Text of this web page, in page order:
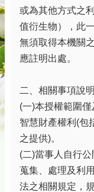
或為其他方式之
值衍生物），此
無須取得本機關
應註明出處。
二、相關事項說明
(一)本授權範圍
智慧財產權利(包
之提供)。
(二)當事人自行
蒐集、處理及利
法之相關規定，